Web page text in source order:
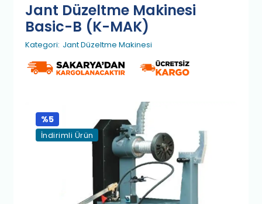
Jant Düzeltme Makinesi
Basic-B (K-MAK)
Kategori: Jant Düzeltme Makinesi
%5
İndirimli Ürün